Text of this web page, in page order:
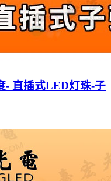
- 直插式LED灯珠-子